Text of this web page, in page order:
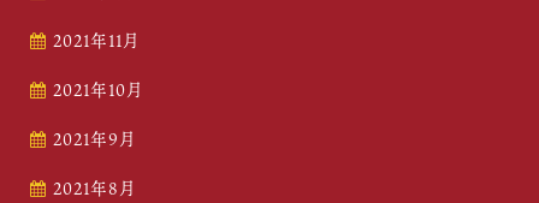
2021年11月
2021年10月
2021年9月
2021年8月